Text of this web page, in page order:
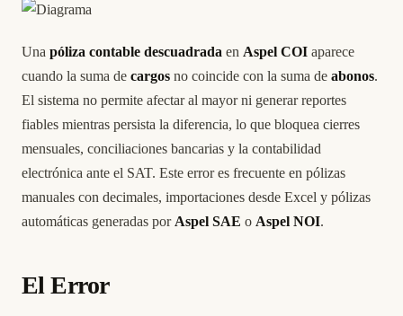
Una póliza contable descuadrada en Aspel COI aparece
cuando la suma de cargos no coincide con la suma de abonos.
El sistema no permite afectar al mayor ni generar reportes
fiables mientras persista la diferencia, lo que bloquea cierres
mensuales, conciliaciones bancarias y la contabilidad
electrónica ante el SAT. Este error es frecuente en pólizas
manuales con decimales, importaciones desde Excel y pólizas
automáticas generadas por Aspel SAE o Aspel NOI.
El Error